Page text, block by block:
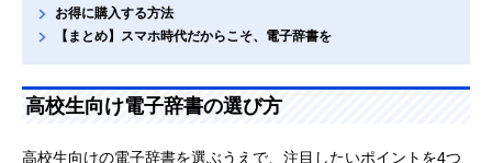
お得に購入する方法
【まとめ】スマホ時代だからこそ、電子辞書を
高校生向け電子辞書の選び方
高校生向けの電子辞書を選ぶうえで、注目したいポイントを4つ